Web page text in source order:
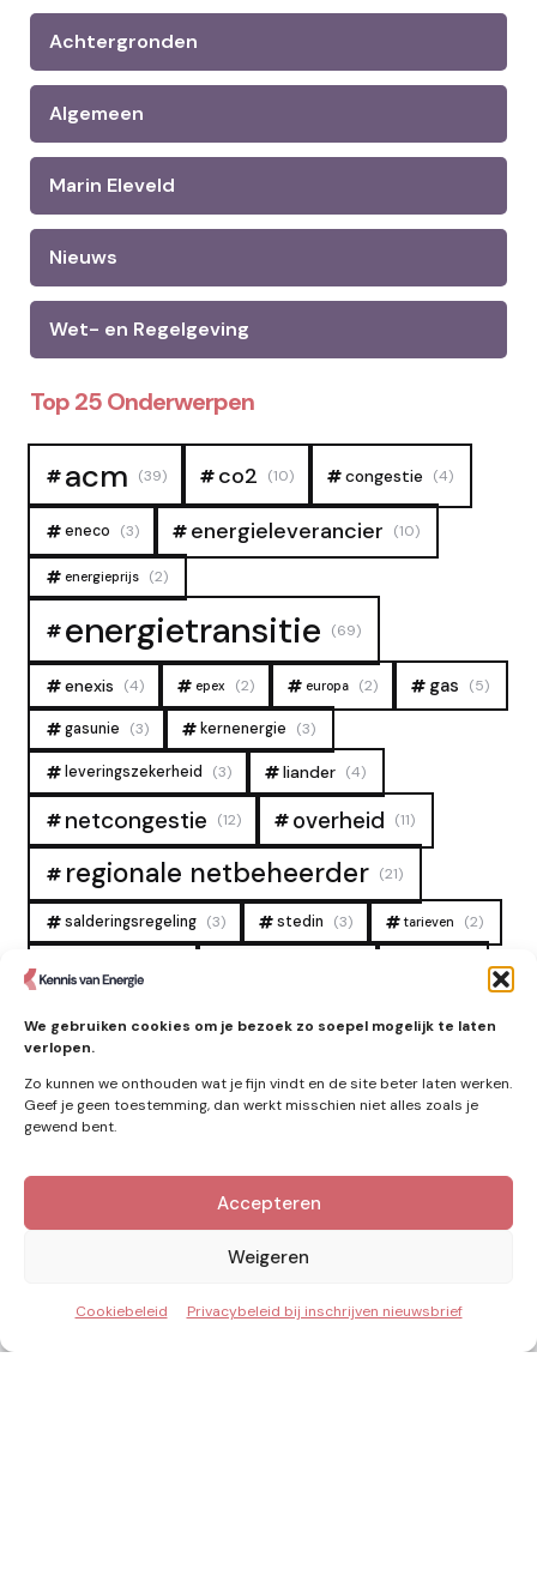
We gebruiken cookies om je bezoek zo soepel mogelijk te laten
verlopen.
Zo kunnen we onthouden wat je fijn vindt en de site beter laten werken.
Geef je geen toestemming, dan werkt misschien niet alles zoals je
gewend bent.
Accepteren
Weigeren
Cookiebeleid Privacybeleid bij inschrijven nieuwsbrief
Achtergronden
Algemeen
Marin Eleveld
Nieuws
Wet- en Regelgeving
Top 25 Onderwerpen
acm (39) co2 (10) congestie (4)
eneco (3) energieleverancier (10)
energieprijs (2)
energietransitie (69)
enexis (4) epex (2) europa (2) gas (5)
gasunie (3) kernenergie (3)
leveringszekerheid (3) liander (4)
netcongestie (12) overheid (11)
regionale netbeheerder (21)
salderingsregeling (3) stedin (3) tarieven (2)
tennet
zonne-energie (9)
Kennis van Energie in je mailbox?
Abonner op nieuwe artikelen.